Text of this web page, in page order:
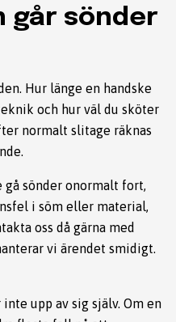
går sönder
Hur länge en handske
och hur väl du sköter
normalt slitage räknas
gå sönder onormalt fort,
i söm eller material,
oss då gärna med
vi ärendet smidigt.
upp av sig själv. Om en